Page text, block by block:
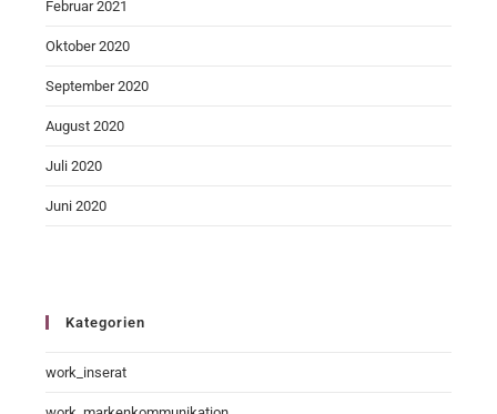
Februar 2021
Oktober 2020
September 2020
August 2020
Juli 2020
Juni 2020
Kategorien
work_inserat